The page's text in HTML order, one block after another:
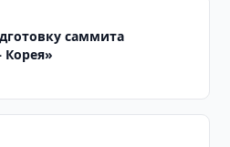
саммита